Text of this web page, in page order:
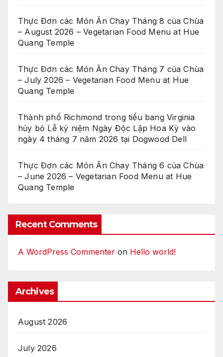
Thực Đơn các Món Ăn Chay Tháng 8 của Chùa
– August 2026 – Vegetarian Food Menu at Hue
Quang Temple
Thực Đơn các Món Ăn Chay Tháng 7 của Chùa
– July 2026 – Vegetarian Food Menu at Hue
Quang Temple
Thành phố Richmond trong tiểu bang Virginia
hủy bỏ Lễ kỷ niệm Ngày Độc Lập Hoa Kỳ vào
ngày 4 tháng 7 năm 2026 tại Dogwood Dell
Thực Đơn các Món Ăn Chay Tháng 6 của Chùa
– June 2026 – Vegetarian Food Menu at Hue
Quang Temple
Recent Comments
A WordPress Commenter on Hello world!
Archives
August 2026
July 2026